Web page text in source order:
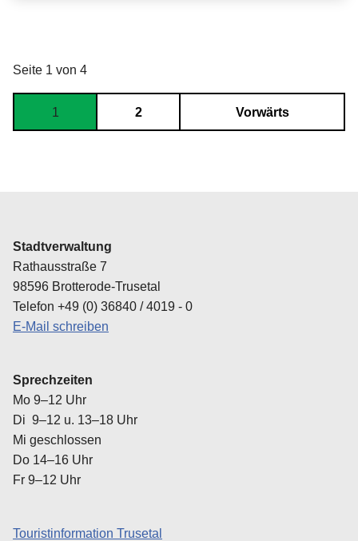
Seite 1 von 4
1 2 Vorwärts
Stadtverwaltung
Rathausstraße 7
98596 Brotterode-Trusetal
Telefon +49 (0) 36840 / 4019 - 0
E-Mail schreiben
Sprechzeiten
Mo 9–12 Uhr
Di 9–12 u. 13–18 Uhr
Mi geschlossen
Do 14–16 Uhr
Fr 9–12 Uhr
Touristinformation Trusetal